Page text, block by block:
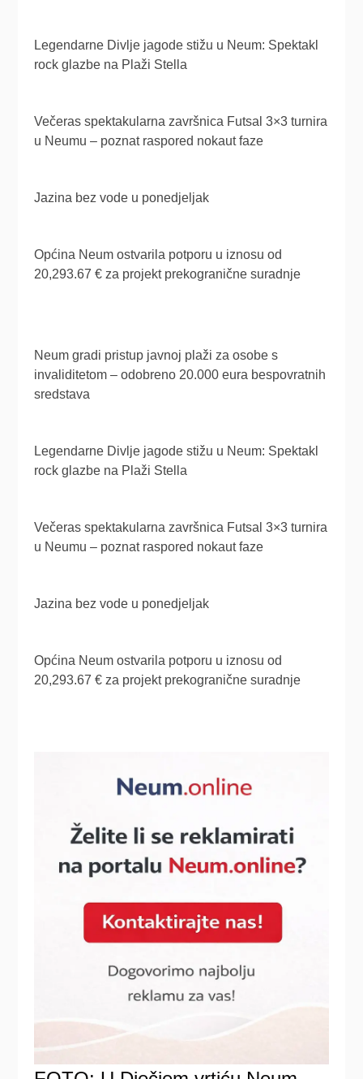
Legendarne Divlje jagode stižu u Neum: Spektakl
rock glazbe na Plaži Stella
Večeras spektakularna završnica Futsal 3×3 turnira
u Neumu – poznat raspored nokaut faze
Jazina bez vode u ponedjeljak
Općina Neum ostvarila potporu u iznosu od
20,293.67 € za projekt prekogranične suradnje
Neum gradi pristup javnoj plaži za osobe s
invaliditetom – odobreno 20.000 eura bespovratnih
sredstava
Legendarne Divlje jagode stižu u Neum: Spektakl
rock glazbe na Plaži Stella
Večeras spektakularna završnica Futsal 3×3 turnira
u Neumu – poznat raspored nokaut faze
Jazina bez vode u ponedjeljak
Općina Neum ostvarila potporu u iznosu od
20,293.67 € za projekt prekogranične suradnje